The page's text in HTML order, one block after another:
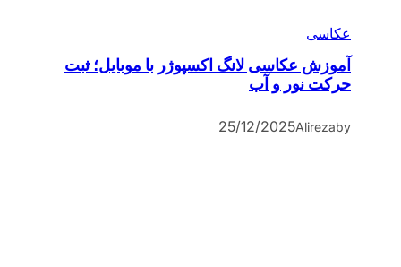
عکاسی
آموزش عکاسی لانگ اکسپوژر با موبایل؛ ثبت
حرکت نور و آب
by
Alireza
25/12/2025